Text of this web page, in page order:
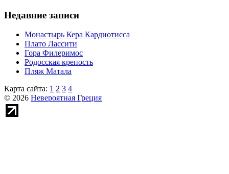
Недавние записи
Монастырь Кера Кардиотисса
Плато Лассити
Гора Филеримос
Родосская крепость
Пляж Матала
Карта сайта: 1 2 3 4
© 2026 Невероятная Греция